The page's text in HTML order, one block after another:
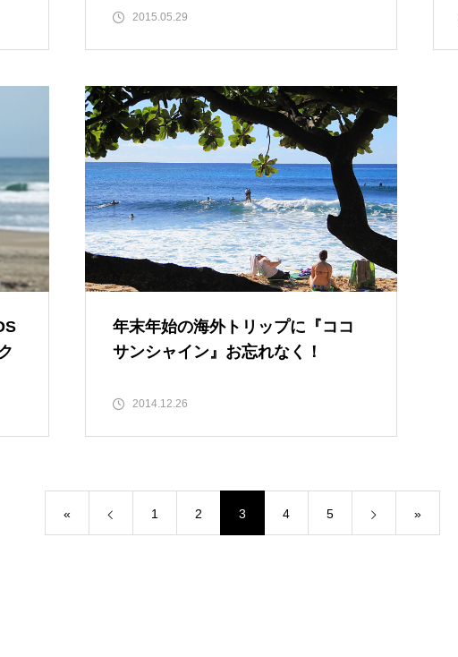
2015.05.29
年末年始の海外トリップに『ココ
サンシャイン』お忘れなく！
2014.12.26
« 1 2 3 4 5 »